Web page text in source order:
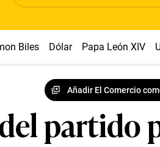
Biles Dólar Papa León XIV
Añadir El Comercio
del partido